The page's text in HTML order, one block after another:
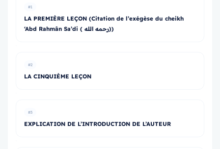
#1
LA PREMIÈRE LEÇON (Citation de l’exégèse du cheikh
‘Abd Rahmân Sa’di ( رحمه الله))
#2
LA CINQUIÈME LEÇON
#3
EXPLICATION DE L’INTRODUCTION DE L’AUTEUR